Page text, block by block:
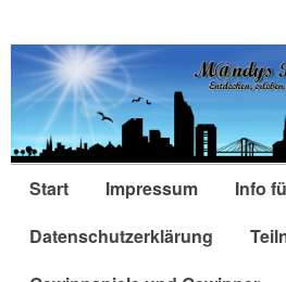
Start Impressum
Info
Datenschutzerklärung